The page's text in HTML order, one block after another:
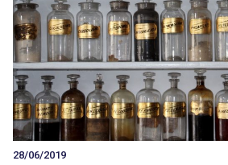
28/06/2019